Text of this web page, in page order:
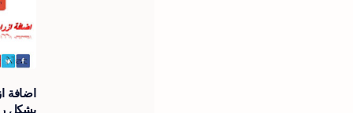
اضافة
بشكل